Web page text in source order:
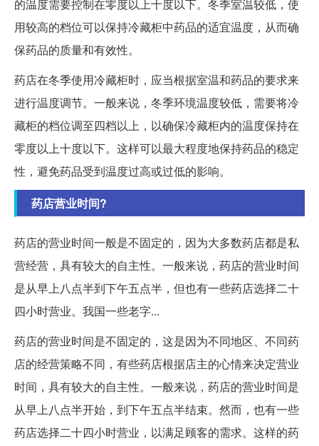
的温度需要控制在零度以上十度以下。冬季室温较低，使
用较高的档位可以保持冷藏柜中药品的适宜温度，从而确
保药品的质量和有效性。
药店在冬季使用冷藏柜时，应当根据室温和药品的要求来
进行温度调节。一般来说，冬季环境温度较低，需要将冷
藏柜的档位调至四档以上，以确保冷藏柜内的温度保持在
零度以上十度以下。这样可以最大程度地保持药品的稳定
性，避免药品受到温度过高或过低的影响。
药店营业时间?
药店的营业时间一般是不固定的，因为大多数药店都是私
营经营，具有较大的自主性。一般来说，药店的营业时间
是从早上八点半到下午五点半，但也有一些药店选择二十
四小时营业。我国一些老字...
药店的营业时间是不固定的，这是因为不同地区、不同药
店的经营策略不同，有些药店根据店主的心情来决定营业
时间，具有较大的自主性。一般来说，药店的营业时间是
从早上八点半开始，到下午五点半结束。然而，也有一些
药店选择二十四小时营业，以满足顾客的需求。这样的药